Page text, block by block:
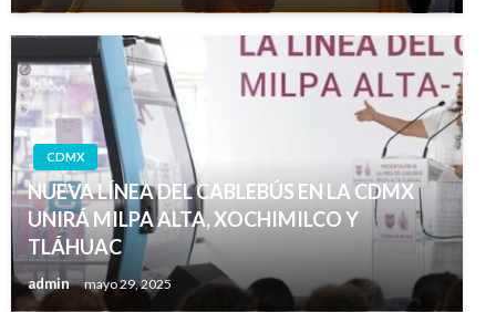
CDMX
NUEVA LÍNEA DEL CABLEBÚS EN LA CDMX
UNIRÁ MILPA ALTA, XOCHIMILCO Y
TLÁHUAC
admin mayo 29, 2025